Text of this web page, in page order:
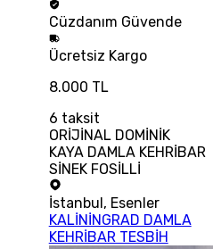
Cüzdanım Güvende
Ücretsiz Kargo
8.000 TL
6 taksit
ORİJİNAL DOMİNİK
KAYA DAMLA KEHRİBAR
SİNEK FOSİLLİ
İstanbul, Esenler
KALİNİNGRAD DAMLA
KEHRİBAR TESBİH